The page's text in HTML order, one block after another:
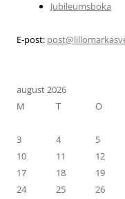
Jubileumsboka
E-post:
august 2026
M
T O
3
4 5
10
11 12
17
18 19
24
25 26